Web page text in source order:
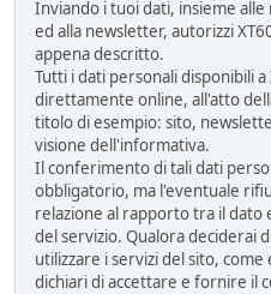
Inviando i tuoi dati, insieme
ed alla newsletter, autorizzi
appena descritto.
Tutti i dati personali disponibili
direttamente online, all'atto
titolo di esempio: sito,
visione dell'informativa.
Il conferimento di tali dati
obbligatorio, ma l'eventuale
relazione al rapporto tra il dato
del servizio. Qualora deciderai
utilizzare i servizi del sito,
dichiari di accettare e fornire il